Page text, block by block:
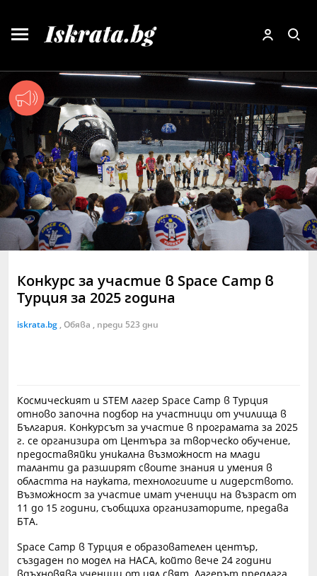
Конкурс за участие в Space Camp в
Турция за 2025 година
iskrata.bg , Обява , преди 523 дни
Космическият и STEM лагер Space Camp в Турция
отново започна подбор на участници от училища в
България. Конкурсът за участие в програмата за 2025
г. се организира от Центъра за творческо обучение,
предоставяйки уникална възможност на млади
таланти да разширят своите знания и умения в
областта на науката, технологиите и лидерството.
Възможност за участие имат ученици на възраст от
11 до 15 години, съобщиха организаторите, предава
БТА.
Space Camp в Турция е образователен център,
създаден по модел на НАСА, който вече 24 години